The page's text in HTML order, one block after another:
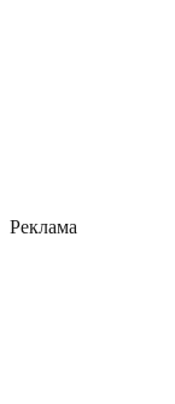
Реклама